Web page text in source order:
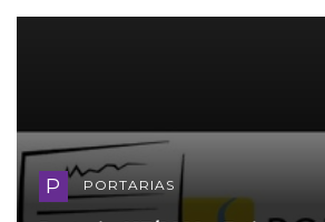
P PORTARIAS